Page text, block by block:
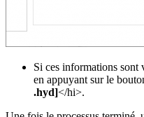
Si ces informations sont
en appuyant sur le
.hyd]</hi>.